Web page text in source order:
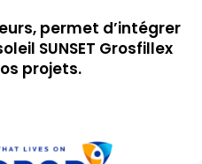
permet d’intégrer
SUNSET Grosfillex
projets.